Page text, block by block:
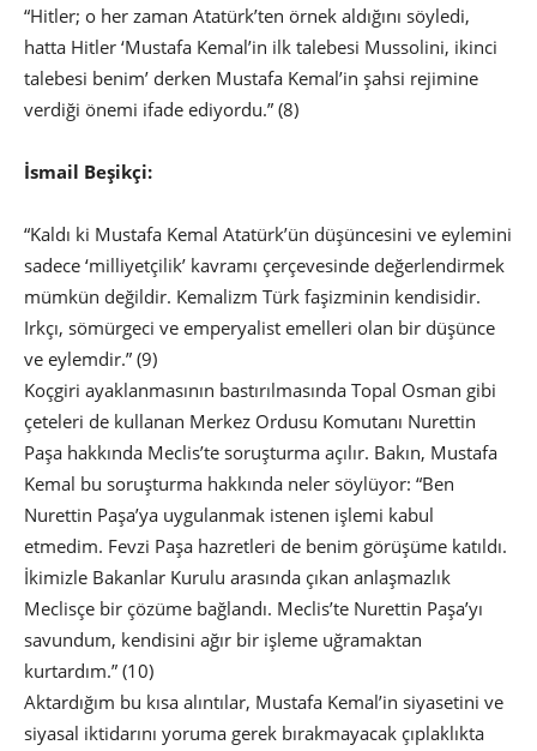
“Hitler; o her zaman Atatürk’ten örnek aldığını söyledi,
hatta Hitler ‘Mustafa Kemal’in ilk talebesi Mussolini, ikinci
talebesi benim’ derken Mustafa Kemal’in şahsi rejimine
verdiği önemi ifade ediyordu.” (8)
İsmail Beşikçi:
“Kaldı ki Mustafa Kemal Atatürk’ün düşüncesini ve eylemini
sadece ‘milliyetçilik’ kavramı çerçevesinde değerlendirmek
mümkün değildir. Kemalizm Türk faşizminin kendisidir.
Irkçı, sömürgeci ve emperyalist emelleri olan bir düşünce
ve eylemdir.” (9)
Koçgiri ayaklanmasının bastırılmasında Topal Osman gibi
çeteleri de kullanan Merkez Ordusu Komutanı Nurettin
Paşa hakkında Meclis’te soruşturma açılır. Bakın, Mustafa
Kemal bu soruşturma hakkında neler söylüyor: “Ben
Nurettin Paşa’ya uygulanmak istenen işlemi kabul
etmedim. Fevzi Paşa hazretleri de benim görüşüme katıldı.
İkimizle Bakanlar Kurulu arasında çıkan anlaşmazlık
Meclisçe bir çözüme bağlandı. Meclis’te Nurettin Paşa’yı
savundum, kendisini ağır bir işleme uğramaktan
kurtardım.” (10)
Aktardığım bu kısa alıntılar, Mustafa Kemal’in siyasetini ve
siyasal iktidarını yoruma gerek bırakmayacak çıplaklıkta